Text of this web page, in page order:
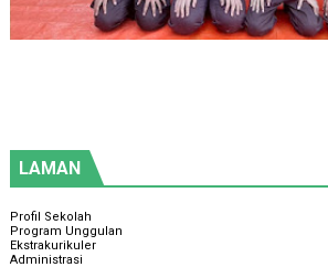
LAMAN
Profil Sekolah
Program Unggulan
Ekstrakurikuler
Administrasi